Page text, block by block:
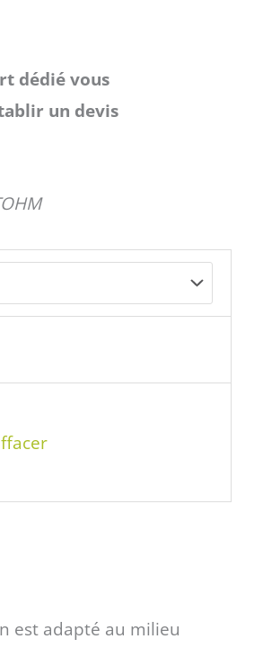
dédié vous
un devis
est adapté au milieu